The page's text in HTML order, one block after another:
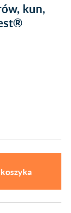
kun,